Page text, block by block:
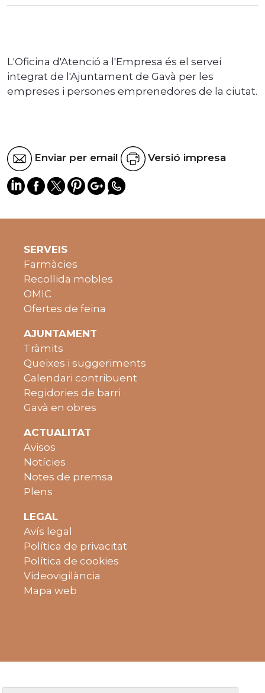
L'Oficina d'Atenció a l'Empresa és el servei
integrat de l'Ajuntament de Gavà per les
empreses i persones emprenedores de la ciutat.
Enviar per email Versió impresa
SERVEIS
Farmàcies
Recollida mobles
OMIC
Ofertes de feina
AJUNTAMENT
Tràmits
Queixes i suggeriments
Calendari contribuent
Regidories de barri
Gavà en obres
ACTUALITAT
Avisos
Notícies
Notes de premsa
Plens
LEGAL
Avís legal
Política de privacitat
Política de cookies
Videovigilància
Mapa web